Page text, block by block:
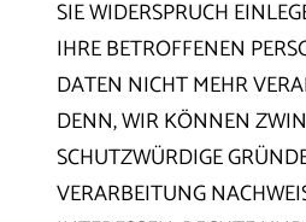
SIE WIDERSPRUCH
IHRE BETROFFENEN
DATEN NICHT MEHR
DENN, WIR KÖNNEN
SCHUTZWÜRDIGE
VERARBEITUNG